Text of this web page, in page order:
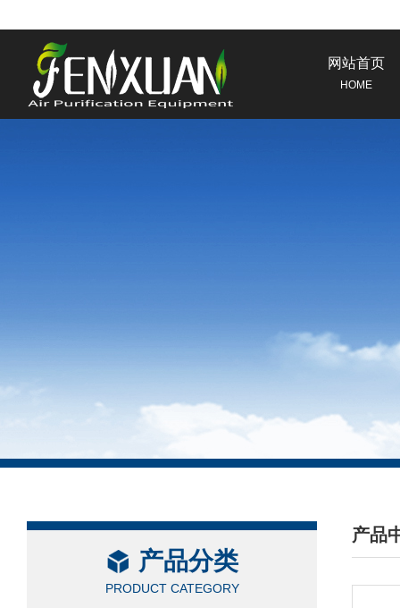
网站首页
HOME
产品分类
PRODUCT CATEGORY
产品
/